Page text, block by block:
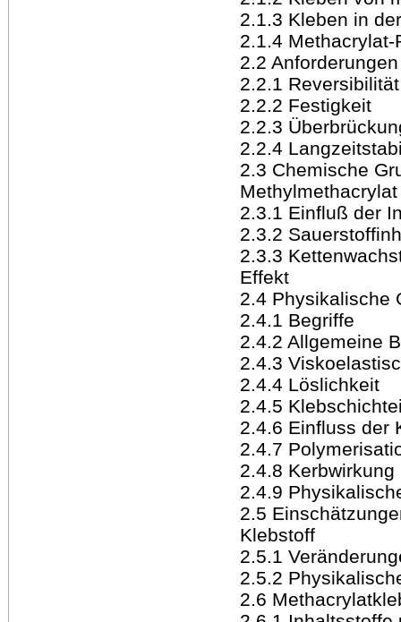
2.1.3 Kleben in
2.1.4
2.2
2.2.1 Reversibilität
2.2.2 Festigkeit
2.2.3
2.2.4
2.3 Chemische
Methylmethacrylat
2.3.1 Einfluß der
2.3.2
2.3.3
Effekt
2.4 Physikalische
2.4.1 Begriffe
2.4.2 Allgemeine
2.4.3
2.4.4 Löslichkeit
2.4.5
2.4.6 Einfluss der
2.4.7
2.4.8 Kerbwirkung
2.4.9
2.5
Klebstoff
2.5.1
2.5.2
2.6